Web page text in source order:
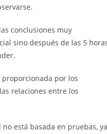
conclusiones muy
sino después de las 5
por los
relaciones entre los
está basada en pruebas, ya